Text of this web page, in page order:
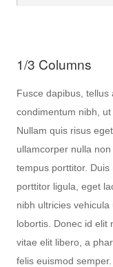
1/3 Columns
Fusce dapibus,
condimentum nibh,
Nullam quis risus
ullamcorper nulla
tempus porttitor.
porttitor ligula, eget
nibh ultricies
lobortis. Donec id elit
vitae elit libero, a
felis euismod